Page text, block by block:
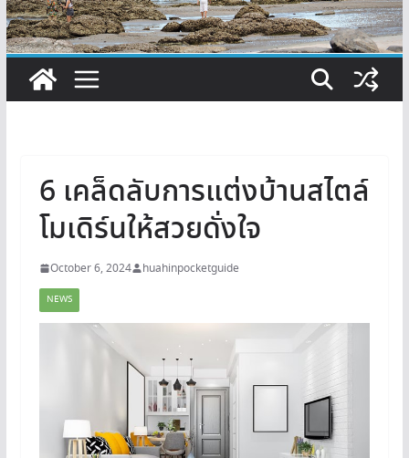
6 เคล็ดลับการแต่งบ้านสไตล์
โมเดิร์นให้สวยดั่งใจ
October 6, 2024 huahinpocketguide
NEWS